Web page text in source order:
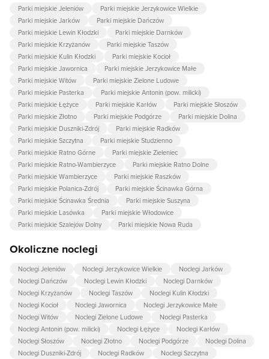
Parki miejskie Jeleniów
Parki miejskie Jerzykowice Wielkie
Parki miejskie Jarków
Parki miejskie Dańczów
Parki miejskie Lewin Kłodzki
Parki miejskie Darnków
Parki miejskie Krzyżanów
Parki miejskie Taszów
Parki miejskie Kulin Kłodzki
Parki miejskie Kocioł
Parki miejskie Jawornica
Parki miejskie Jerzykowice Małe
Parki miejskie Witów
Parki miejskie Zielone Ludowe
Parki miejskie Pasterka
Parki miejskie Antonin (pow. milicki)
Parki miejskie Łężyce
Parki miejskie Karłów
Parki miejskie Słoszów
Parki miejskie Złotno
Parki miejskie Podgórze
Parki miejskie Dolina
Parki miejskie Duszniki-Zdrój
Parki miejskie Radków
Parki miejskie Szczytna
Parki miejskie Studzienno
Parki miejskie Ratno Górne
Parki miejskie Zieleniec
Parki miejskie Ratno-Wambierzyce
Parki miejskie Ratno Dolne
Parki miejskie Wambierzyce
Parki miejskie Raszków
Parki miejskie Polanica-Zdrój
Parki miejskie Ścinawka Górna
Parki miejskie Ścinawka Średnia
Parki miejskie Suszyna
Parki miejskie Lasówka
Parki miejskie Włodowice
Parki miejskie Szalejów Dolny
Parki miejskie Nowa Ruda
Okoliczne noclegi
Noclegi Jeleniów Noclegi Jerzykowice Wielkie
Noclegi Jarków
Noclegi Dańczów
Noclegi Lewin Kłodzki
Noclegi Darnków
Noclegi Krzyżanów
Noclegi Taszów
Noclegi Kulin Kłodzki
Noclegi Kocioł
Noclegi Jawornica
Noclegi Jerzykowice Małe
Noclegi Witów
Noclegi Zielone Ludowe
Noclegi Pasterka
Noclegi Antonin (pow. milicki)
Noclegi Łężyce
Noclegi Karłów
Noclegi Słoszów
Noclegi Złotno Noclegi Podgórze
Noclegi Dolina
Noclegi Duszniki-Zdrój
Noclegi Radków
Noclegi Szczytna